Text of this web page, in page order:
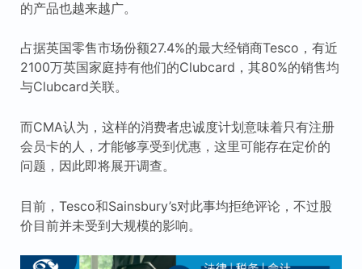
的产品也越来越广。
占据英国零售市场份额27.4%的最大经销商Tesco，有近
2100万英国家庭持有他们的Clubcard，其80%的销售均
与Clubcard关联。
而CMA认为，这样的消费者忠诚度计划意味着只有注册
会员卡的人，才能够享受到优惠，这里可能存在定价的
问题，因此即将展开调查。
目前，Tesco和Sainsbury’s对此事均拒绝评论，不过股
价目前并未受到大规模的影响。